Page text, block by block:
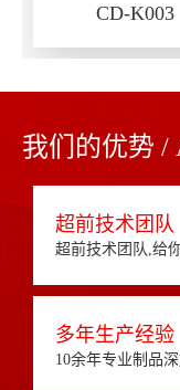
CD-K003
我们的优势 /
超前技术团队
超前技术团队,给
多年生产经验
10余年专业制品